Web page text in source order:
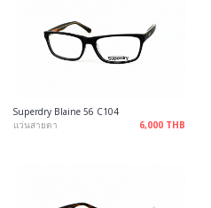
Superdry Blaine 56 C104
แว่นสายตา
6,000 THB